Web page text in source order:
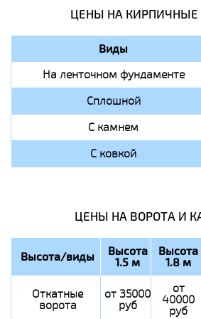
ЦЕНЫ НА КИРПИЧНЫЕ
Виды
На ленточном фундаменте
Сплошной
С камнем
С ковкой
ЦЕНЫ НА ВОРОТА И
Высота/виды Высота
1.5 м
Высота
1.8 м
Откатные
ворота
от 35000
руб
от
40000
руб